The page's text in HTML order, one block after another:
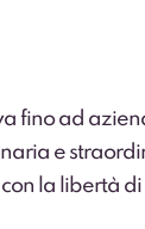
fino ad
e
la libertà